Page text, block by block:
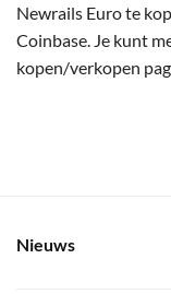
Newrails Euro te
Coinbase. Je kunt
kopen/verkopen
Nieuws